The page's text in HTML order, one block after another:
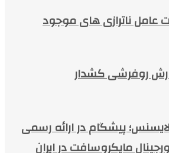
عامل ناترازی های موجود
روفرشی کشدار
پیشگام در ارائه رسمی
مایکروسافت در ایران